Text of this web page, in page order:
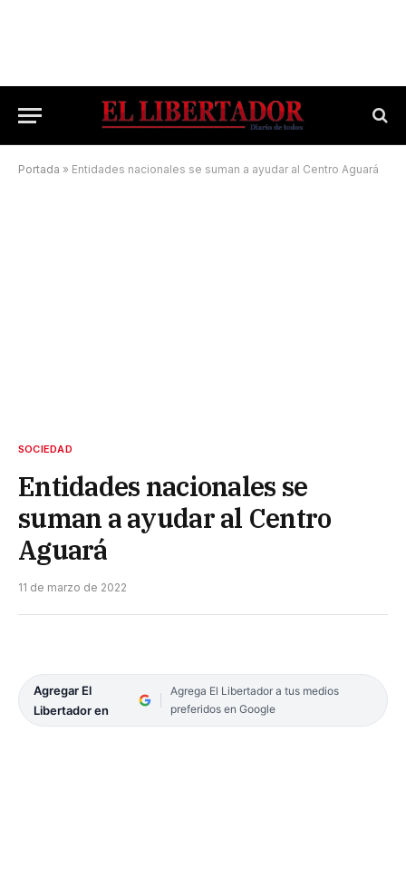
Portada » Entidades nacionales se suman a ayudar al Centro Aguará
SOCIEDAD
Entidades nacionales se
suman a ayudar al Centro
Aguará
11 de marzo de 2022
Agregar El
Libertador en
Agrega El Libertador a tus medios
preferidos en Google